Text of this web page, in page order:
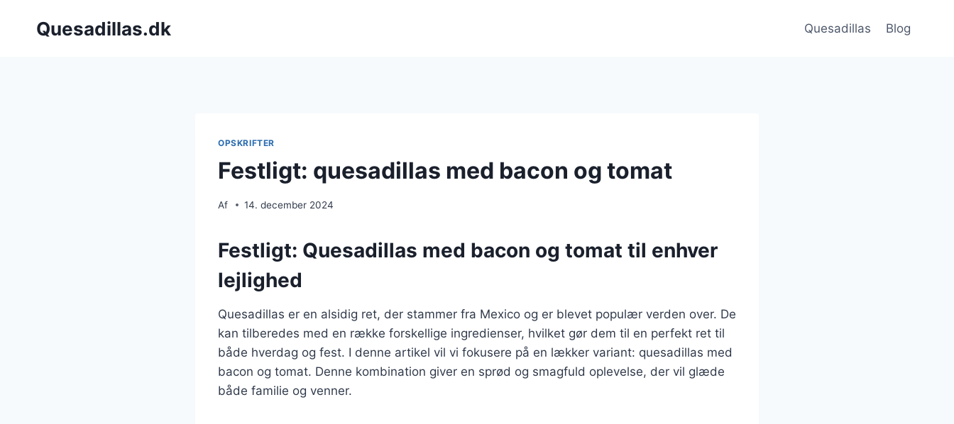
Quesadillas.dk Quesadillas Blog
OPSKRIFTER
Festligt: quesadillas med bacon og tomat
Af 14. december 2024
Festligt: Quesadillas med bacon og tomat til enhver
lejlighed
Quesadillas er en alsidig ret, der stammer fra Mexico og er blevet populær verden over. De
kan tilberedes med en række forskellige ingredienser, hvilket gør dem til en perfekt ret til
både hverdag og fest. I denne artikel vil vi fokusere på en lækker variant: quesadillas med
bacon og tomat. Denne kombination giver en sprød og smagfuld oplevelse, der vil glæde
både familie og venner.